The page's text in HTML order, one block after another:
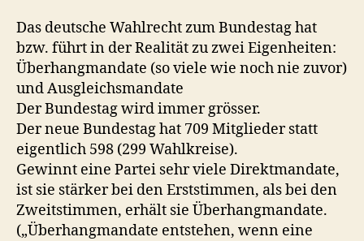
Das deutsche Wahlrecht zum Bundestag hat
bzw. führt in der Realität zu zwei Eigenheiten:
Überhangmandate (so viele wie noch nie zuvor)
und Ausgleichsmandate
Der Bundestag wird immer grösser.
Der neue Bundestag hat 709 Mitglieder statt
eigentlich 598 (299 Wahlkreise).
Gewinnt eine Partei sehr viele Direktmandate,
ist sie stärker bei den Erststimmen, als bei den
Zweitstimmen, erhält sie Überhangmandate.
(„Überhangmandate entstehen, wenn eine